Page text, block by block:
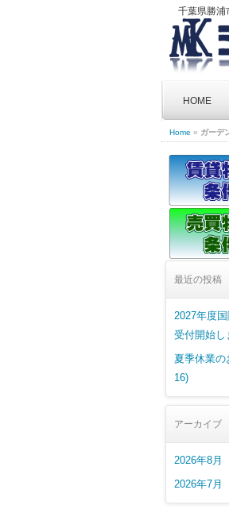
千葉県勝浦
contentHOME
Home » ガーデ
最近の投稿
2027年度
受付開始し
夏季休業の
16)
アーカイブ
2026年8月
2026年7月